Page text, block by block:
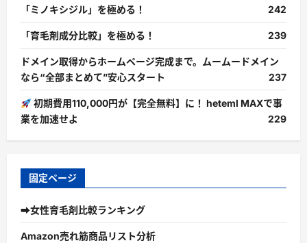
「ミノキシジル」を極める！ 242
「育毛剤成分比較」を極める！ 239
ドメイン取得からホームページ完成まで。ムームードメイン
なら“全部まとめて”安心スタート
237
初期費用110,000円が【完全無料】に！ heteml MAXで事
業を加速せよ
229
固定ページ
➡女性育毛剤比較ランキング
Amazon売れ筋商品リスト分析